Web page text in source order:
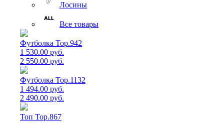
Лосины
Все товары
Футболка Top.942
1 530.00 руб.
2 550.00 руб.
Футболка Top.1132
1 494.00 руб.
2 490.00 руб.
Топ Top.867